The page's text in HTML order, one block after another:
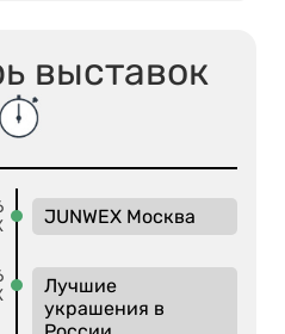
выставок
JUNWEX Москва
Лучшие
украшения в